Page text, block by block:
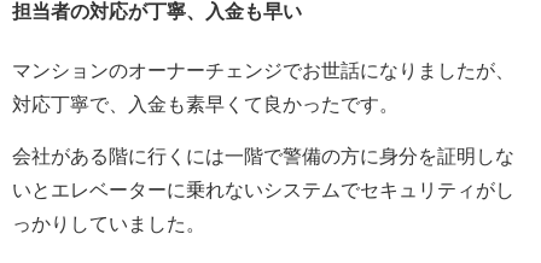
担当者の対応が丁寧、入金も早い
マンションのオーナーチェンジでお世話になりましたが、
対応丁寧で、入金も素早くて良かったです。
会社がある階に行くには一階で警備の方に身分を証明しな
いとエレベーターに乗れないシステムでセキュリティがし
っかりしていました。